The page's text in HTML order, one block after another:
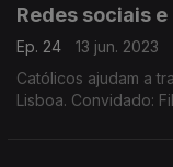
Redes sociais
Ep. 24
13 jun. 2023
Católicos ajudam a
Lisboa. Convidado: